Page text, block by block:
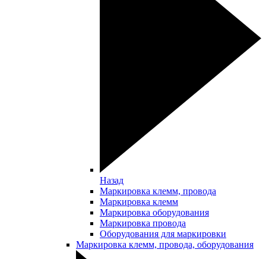
Назад
Маркировка клемм, провода
Маркировка клемм
Маркировка оборудования
Маркировка провода
Оборудования для маркировки
Маркировка клемм, провода, оборудования